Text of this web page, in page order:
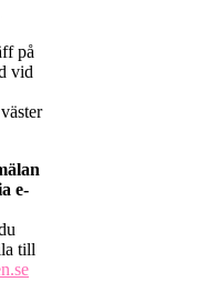
på
vid
e-
till